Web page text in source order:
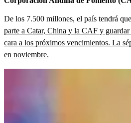
De los 7.500 millones, el país tendrá
parte a Catar, China y la CAF y
cara a los próximos vencimientos. La
en noviembre.